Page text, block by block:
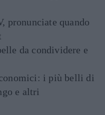
pronunciate quando
da condividere e
i più belli di
e altri